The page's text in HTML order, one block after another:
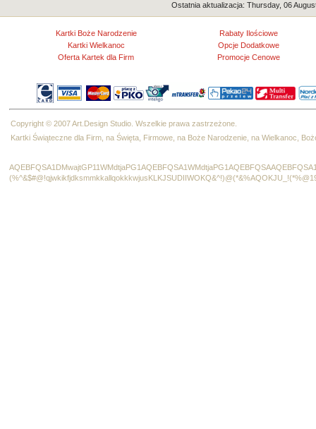
Ostatnia aktualizacja: Thursday, 06
Kartki Boże Narodzenie
Rabaty Ilościowe
Kartki Wielkanoc
Opcje Dodatkowe
Oferta Kartek dla Firm
Promocje Cenowe
Copyright © 2007 Art.Design Studio. Wszelkie prawa zastrzeżone.
Kartki Świąteczne dla Firm, na Święta, Firmowe, na Boże Narodzenie, na Wielkanoc,